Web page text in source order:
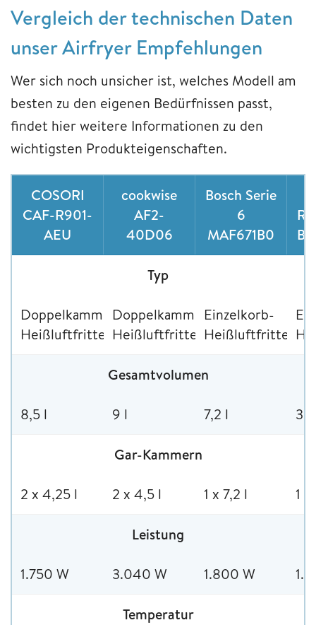
Vergleich der technischen Daten
unser Airfryer Empfehlungen
Wer sich noch unsicher ist, welches Modell am
besten zu den eigenen Bedürfnissen passt,
findet hier weitere Informationen zu den
wichtigsten Produkteigenschaften.
COSORI
CAF-R901-
AEU
cookwise
AF2-
40D06
Bosch Serie
6
MAF671B0
Typ
Doppelkammer-
Heißluftfritteuse
Doppelkammer-
Heißluftfritteuse
Einzelkorb-
Heißluftfritteuse
Gesamtvolumen
8,5 l 9 l 7,2 l
Gar-Kammern
2 x 4,25 l 2 x 4,5 l 1 x 7,2 l 1
Leistung
1.750 W 3.040 W 1.800 W
Temperatur